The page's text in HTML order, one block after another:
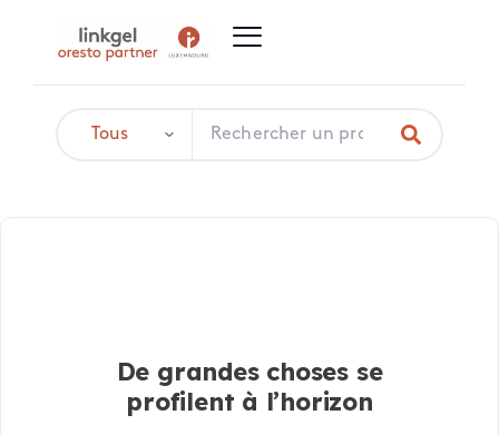
De grandes choses se
profilent à l’horizon